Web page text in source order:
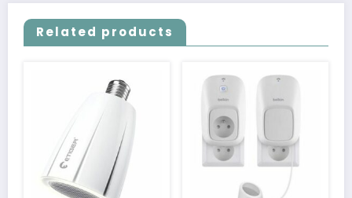
Related products